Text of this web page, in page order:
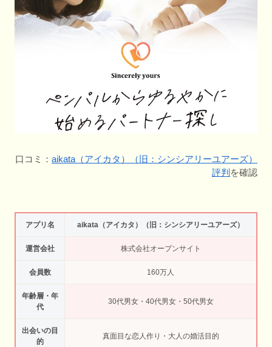
口コミ： aikata（アイカタ）（旧：シンシアリーユアーズ）
評判 を確認
アプリ名 aikata（アイカタ）（旧：シンシアリーユアーズ）
運営会社 株式会社オープンサイト
会員数 160万人
年齢層・年
代
30代男女・40代男女・50代男女
出会いの目
的
真面目な恋人作り・大人の婚活目的